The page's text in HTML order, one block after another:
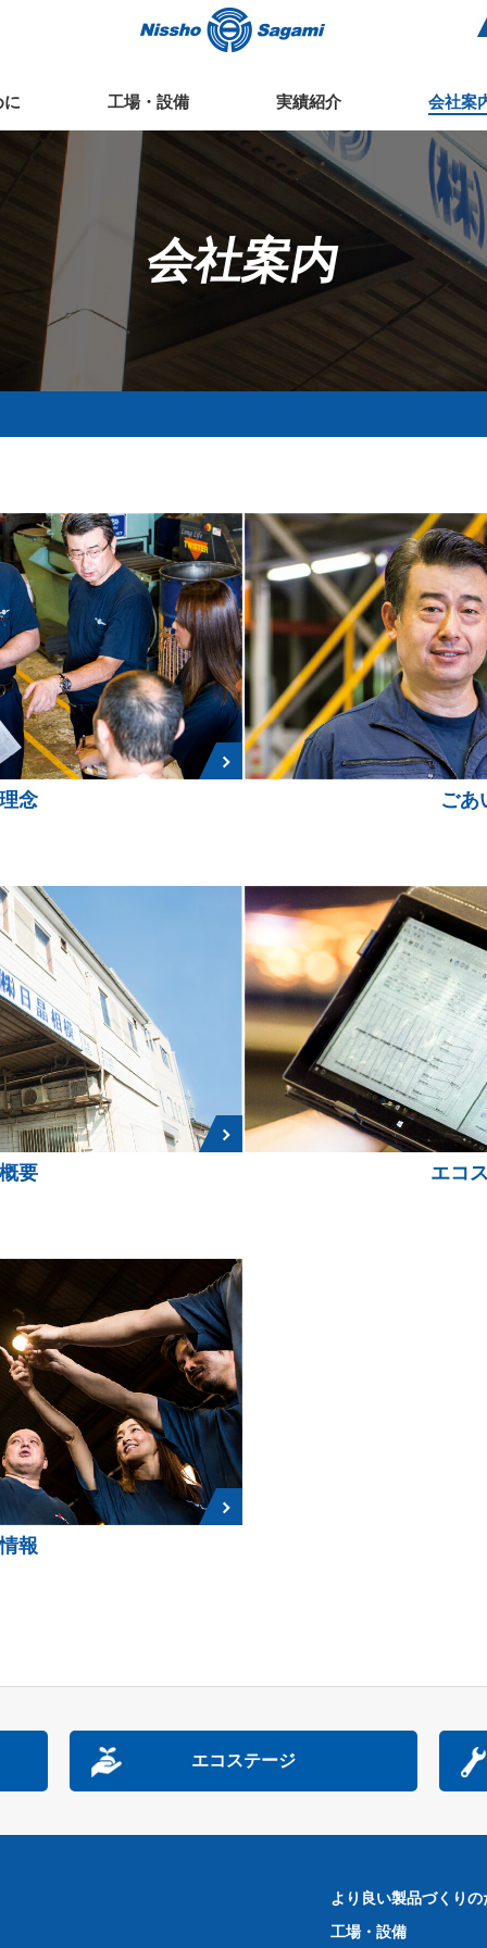
に 工場・設備 実績紹介 会社案
会社案内
念 ごあ
要 エコ
報
エコステージ
より良い製品づくりの
工場・設備